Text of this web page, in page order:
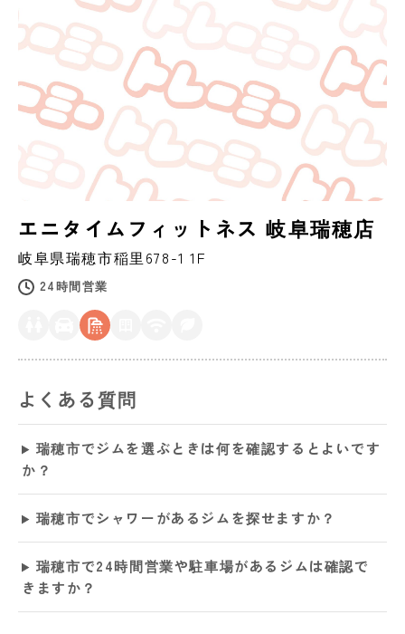
エニタイムフィットネス 岐阜瑞穂店
岐阜県瑞穂市稲里678-1 1F
24時間営業
よくある質問
瑞穂市でジムを選ぶときは何を確認するとよいです
か？
瑞穂市でシャワーがあるジムを探せますか？
瑞穂市で24時間営業や駐車場があるジムは確認で
きますか？